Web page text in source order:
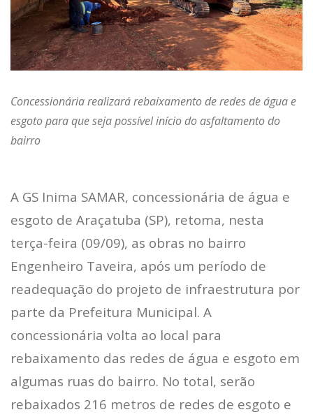
Concessionária realizará rebaixamento de redes de água e
esgoto para que seja possível início do asfaltamento do
bairro
A GS Inima SAMAR, concessionária de água e
esgoto de Araçatuba (SP), retoma, nesta
terça-feira (09/09), as obras no bairro
Engenheiro Taveira, após um período de
readequação do projeto de infraestrutura por
parte da Prefeitura Municipal. A
concessionária volta ao local para
rebaixamento das redes de água e esgoto em
algumas ruas do bairro. No total, serão
rebaixados 216 metros de redes de esgoto e